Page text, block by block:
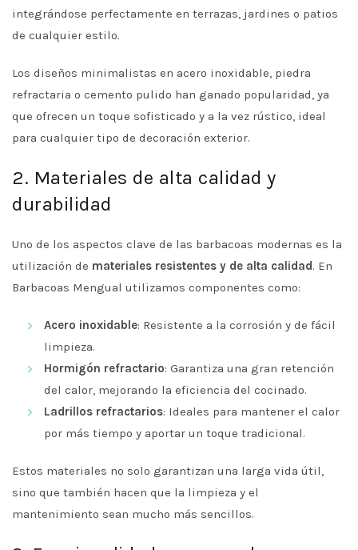
integrándose perfectamente en terrazas, jardines o patios
de cualquier estilo.
Los diseños minimalistas en acero inoxidable, piedra
refractaria o cemento pulido han ganado popularidad, ya
que ofrecen un toque sofisticado y a la vez rústico, ideal
para cualquier tipo de decoración exterior.
2. Materiales de alta calidad y
durabilidad
Uno de los aspectos clave de las barbacoas modernas es la
utilización de materiales resistentes y de alta calidad. En
Barbacoas Mengual utilizamos componentes como:
Acero inoxidable: Resistente a la corrosión y de fácil
limpieza.
Hormigón refractario: Garantiza una gran retención
del calor, mejorando la eficiencia del cocinado.
Ladrillos refractarios: Ideales para mantener el calor
por más tiempo y aportar un toque tradicional.
Estos materiales no solo garantizan una larga vida útil,
sino que también hacen que la limpieza y el
mantenimiento sean mucho más sencillos.